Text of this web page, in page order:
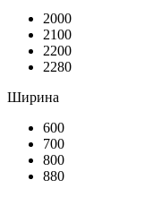
2000
2100
2200
2280
Ширина
600
700
800
880